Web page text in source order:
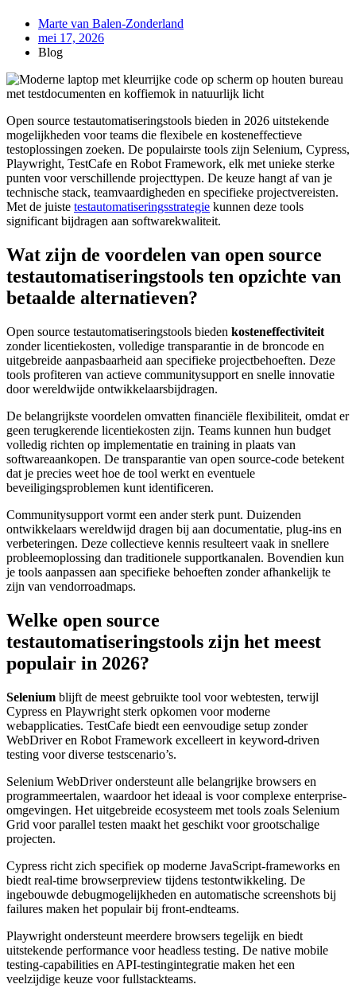
Marte van Balen-Zonderland
mei 17, 2026
Blog
Open source testautomatiseringstools bieden in 2026 uitstekende
mogelijkheden voor teams die flexibele en kosteneffectieve
testoplossingen zoeken. De populairste tools zijn Selenium, Cypress,
Playwright, TestCafe en Robot Framework, elk met unieke sterke
punten voor verschillende projecttypen. De keuze hangt af van je
technische stack, teamvaardigheden en specifieke projectvereisten.
Met de juiste testautomatiseringsstrategie kunnen deze tools
significant bijdragen aan softwarekwaliteit.
Wat zijn de voordelen van open source
testautomatiseringstools ten opzichte van
betaalde alternatieven?
Open source testautomatiseringstools bieden kosteneffectiviteit
zonder licentiekosten, volledige transparantie in de broncode en
uitgebreide aanpasbaarheid aan specifieke projectbehoeften. Deze
tools profiteren van actieve communitysupport en snelle innovatie
door wereldwijde ontwikkelaarsbijdragen.
De belangrijkste voordelen omvatten financiële flexibiliteit, omdat er
geen terugkerende licentiekosten zijn. Teams kunnen hun budget
volledig richten op implementatie en training in plaats van
softwareaankopen. De transparantie van open source-code betekent
dat je precies weet hoe de tool werkt en eventuele
beveiligingsproblemen kunt identificeren.
Communitysupport vormt een ander sterk punt. Duizenden
ontwikkelaars wereldwijd dragen bij aan documentatie, plug-ins en
verbeteringen. Deze collectieve kennis resulteert vaak in snellere
probleemoplossing dan traditionele supportkanalen. Bovendien kun
je tools aanpassen aan specifieke behoeften zonder afhankelijk te
zijn van vendorroadmaps.
Welke open source
testautomatiseringstools zijn het meest
populair in 2026?
Selenium blijft de meest gebruikte tool voor webtesten, terwijl
Cypress en Playwright sterk opkomen voor moderne
webapplicaties. TestCafe biedt een eenvoudige setup zonder
WebDriver en Robot Framework excelleert in keyword-driven
testing voor diverse testscenario’s.
Selenium WebDriver ondersteunt alle belangrijke browsers en
programmeertalen, waardoor het ideaal is voor complexe enterprise-
omgevingen. Het uitgebreide ecosysteem met tools zoals Selenium
Grid voor parallel testen maakt het geschikt voor grootschalige
projecten.
Cypress richt zich specifiek op moderne JavaScript-frameworks en
biedt real-time browserpreview tijdens testontwikkeling. De
ingebouwde debugmogelijkheden en automatische screenshots bij
failures maken het populair bij front-endteams.
Playwright ondersteunt meerdere browsers tegelijk en biedt
uitstekende performance voor headless testing. De native mobile
testing-capabilities en API-testingintegratie maken het een
veelzijdige keuze voor fullstackteams.